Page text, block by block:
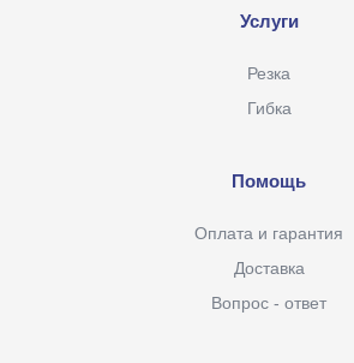
Услуги
Резка
Гибка
Помощь
Оплата и гарантия
Доставка
Вопрос - ответ